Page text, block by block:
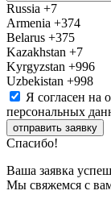
Russia +7
Armenia +374
Belarus +375
Kazakhstan +7
Kyrgyzstan +996
Uzbekistan +998
Я согласен на
персональных
отправить заявку
Спасибо!
Ваша заявка
Мы свяжемся с